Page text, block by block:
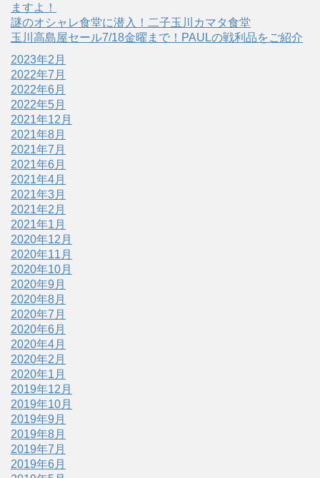
ますよ！
謎のオシャレ食堂に潜入！二子玉川カマタ食堂
玉川高島屋セール7/18金曜まで！PAULの戦利品をご紹介
2023年2月
2022年7月
2022年6月
2022年5月
2021年12月
2021年8月
2021年7月
2021年6月
2021年4月
2021年3月
2021年2月
2021年1月
2020年12月
2020年11月
2020年10月
2020年9月
2020年8月
2020年7月
2020年6月
2020年4月
2020年2月
2020年1月
2019年12月
2019年10月
2019年9月
2019年8月
2019年7月
2019年6月